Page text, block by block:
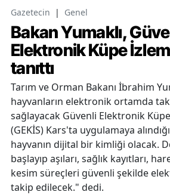
Gazetecin | Genel
Bakan Yumaklı,
Elektronik Küpe
tanıttı
Tarım ve Orman Bakanı İbrahim
hayvanların elektronik ortamda
sağlayacak Güvenli Elektronik
(GEKİS) Kars'ta uygulamaya
hayvanın dijital bir kimliği olacak.
başlayıp aşıları, sağlık kayıtları,
kesim süreçleri güvenli şekilde
takip edilecek." dedi.